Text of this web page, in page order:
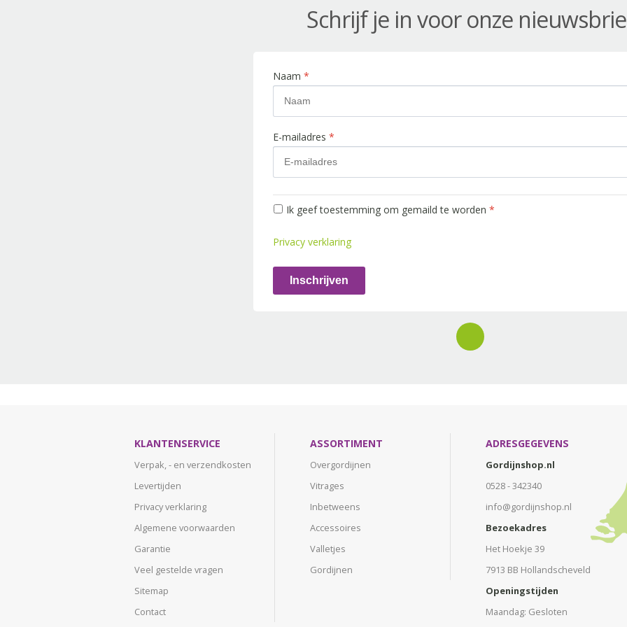
Schrijf je in voor onze
Naam *
E-mailadres *
Ik geef toestemming om gemaild te worden *
Privacy verklaring
Inschrijven
KLANTENSERVICE
Verpak, - en verzendkosten
Levertijden
Privacy verklaring
Algemene voorwaarden
Garantie
Veel gestelde vragen
Sitemap
Contact
ASSORTIMENT
Overgordijnen
Vitrages
Inbetweens
Accessoires
Valletjes
Gordijnen
ADRESGEGEVENS
Gordijnshop.nl
0528 - 342340
info@gordijnshop.nl
Bezoekadres
Het Hoekje 39
7913 BB Hollandscheveld
Openingstijden
Maandag: Gesloten